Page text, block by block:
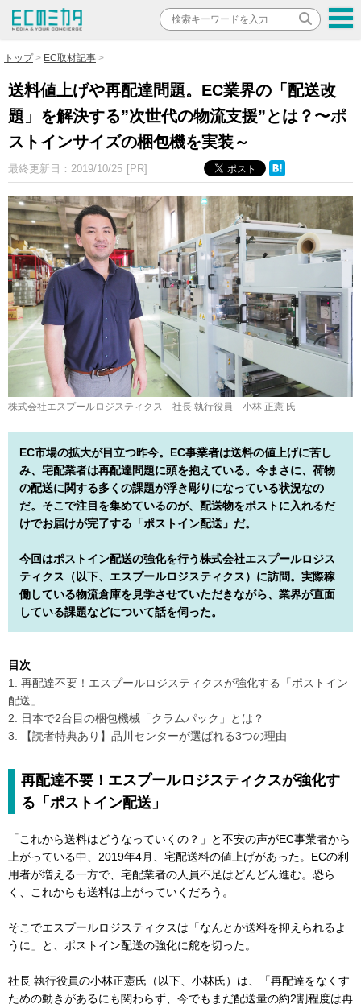
トップ EC取材記事
送料値上げや再配達問題。EC業界の「配送改
題」を解決する”次世代の物流支援”とは？〜ポ
ストインサイズの梱包機を実装～
最終更新日： 2019/10/25 [PR]
株式会社エスプールロジスティクス 社長 執行役員 小林 正憲 氏
EC市場の拡大が目立つ昨今。EC事業者は送料の値上げに苦し
み、宅配業者は再配達問題に頭を抱えている。今まさに、荷物
の配送に関する多くの課題が浮き彫りになっている状況なの
だ。そこで注目を集めているのが、配送物をポストに入れるだ
けでお届けが完了する「ポストイン配送」だ。
今回はポストイン配送の強化を行う株式会社エスプールロジス
ティクス（以下、エスプールロジスティクス）に訪問。実際稼
働している物流倉庫を見学させていただきながら、業界が直面
している課題などについて話を伺った。
目次
1. 再配達不要！エスプールロジスティクスが強化する「ポストイン
配送」
2. 日本で2台目の梱包機械「クラムパック」とは？
3. 【読者特典あり】品川センターが選ばれる3つの理由
再配達不要！エスプールロジスティクスが強化す
る「ポストイン配送」
「これから送料はどうなっていくの？」と不安の声がEC事業者から
上がっている中、2019年4月、宅配送料の値上げがあった。ECの利
用者が増える一方で、宅配業者の人員不足はどんどん進む。恐ら
く、これからも送料は上がっていくだろう。
そこでエスプールロジスティクスは「なんとか送料を抑えられるよ
うに」と、ポストイン配送の強化に舵を切った。
社長 執行役員の小林正憲氏（以下、小林氏）は、「再配達をなくす
ための動きがあるにも関わらず、今でもまだ配送量の約2割程度は再